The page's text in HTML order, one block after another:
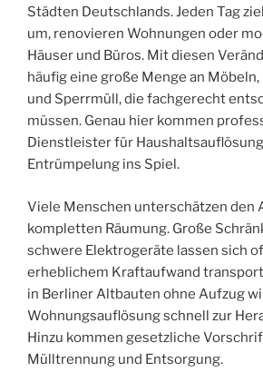
Städten Deutschlands. Jeden Tag
um, renovieren Wohnungen oder
Häuser und Büros. Mit diesen
häufig eine große Menge an
und Sperrmüll, die fachgerecht
müssen. Genau hier kommen
Dienstleister für
Entrümpelung ins Spiel.
Viele Menschen unterschätzen den
kompletten Räumung. Große
schwere Elektrogeräte lassen sich
erheblichem Kraftaufwand
in Berliner Altbauten ohne Aufzug
Wohnungsauflösung schnell zur
Hinzu kommen gesetzliche
Mülltrennung und Entsorgung.